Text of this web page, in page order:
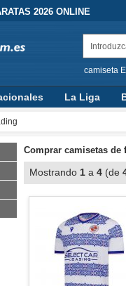
2026 ONLINE
camiseta
La Liga
Comprar camisetas de
Mostrando 1 a 4 (de